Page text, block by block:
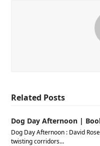
Related Posts
Dog Day Afternoon |
Dog Day Afternoon : David
twisting corridors…